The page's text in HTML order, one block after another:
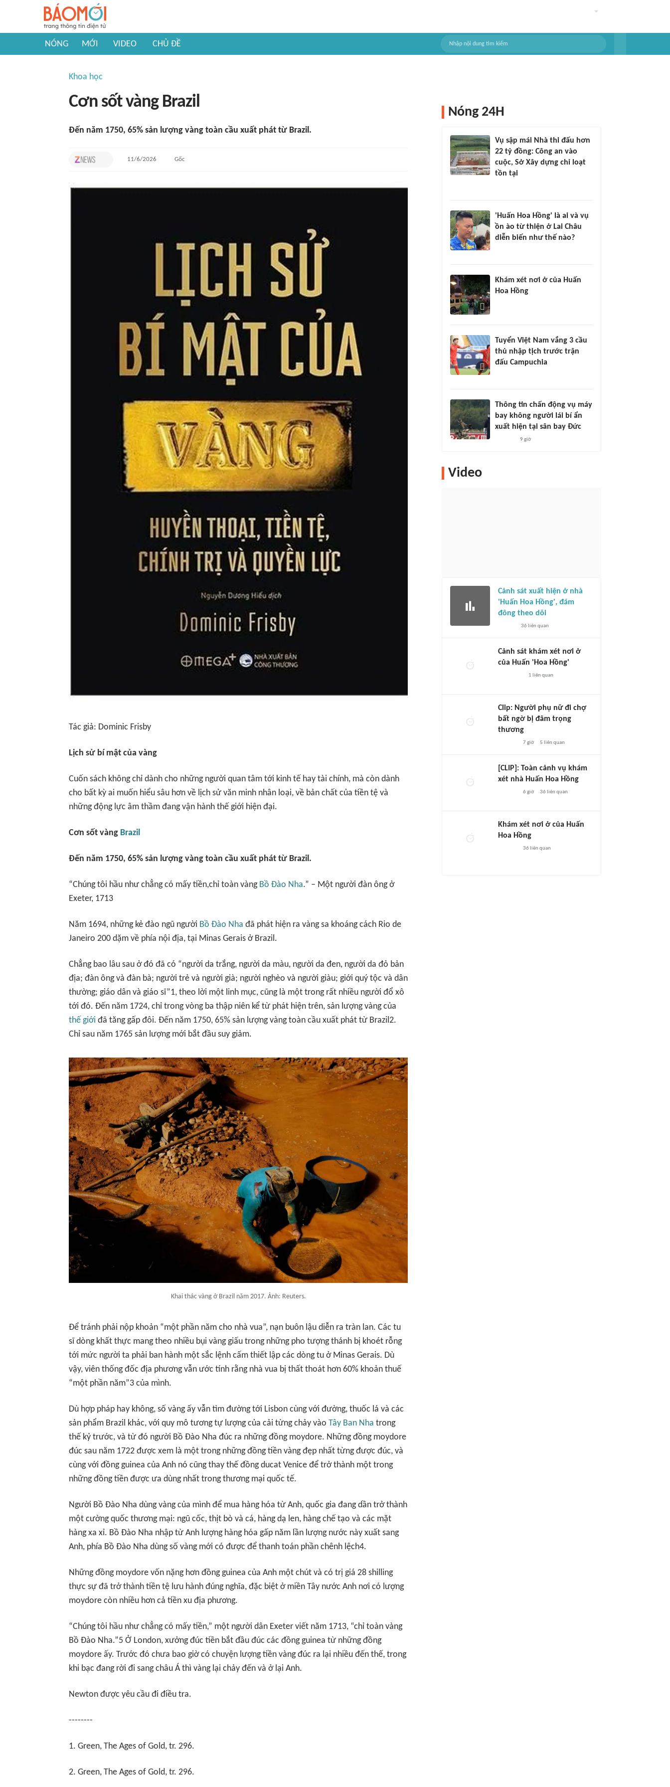
NÓNG MỚI VIDEO CHỦ ĐỀ
Khoa học
Cơn sốt vàng Brazil
Đến năm 1750, 65% sản lượng vàng toàn cầu xuất phát từ Brazil.
11/6/2026 Gốc
Tác giả: Dominic Frisby
Lịch sử bí mật của vàng
Cuốn sách không chỉ dành cho những người quan tâm tới kinh tế hay tài chính, mà còn dành
cho bất kỳ ai muốn hiểu sâu hơn về lịch sử văn minh nhân loại, về bản chất của tiền tệ và
những động lực âm thầm đang vận hành thế giới hiện đại.
Cơn sốt vàng Brazil
Đến năm 1750, 65% sản lượng vàng toàn cầu xuất phát từ Brazil.
“Chúng tôi hầu như chẳng có mấy tiền,chỉ toàn vàng Bồ Đào Nha.” – Một người đàn ông ở
Exeter, 1713
Năm 1694, những kẻ đào ngũ người Bồ Đào Nha đã phát hiện ra vàng sa khoáng cách Rio de
Janeiro 200 dặm về phía nội địa, tại Minas Gerais ở Brazil.
Chẳng bao lâu sau ở đó đã có “người da trắng, người da màu, người da đen, người da đỏ bản
địa; đàn ông và đàn bà; người trẻ và người già; người nghèo và người giàu; giới quý tộc và dân
thường; giáo dân và giáo sĩ”1, theo lời một linh mục, cũng là một trong rất nhiều người đổ xô
tới đó. Đến năm 1724, chỉ trong vòng ba thập niên kể từ phát hiện trên, sản lượng vàng của
thế giới đã tăng gấp đôi. Đến năm 1750, 65% sản lượng vàng toàn cầu xuất phát từ Brazil2.
Chỉ sau năm 1765 sản lượng mới bắt đầu suy giảm.
Khai thác vàng ở Brazil năm 2017. Ảnh: Reuters.
Để tránh phải nộp khoản “một phần năm cho nhà vua”, nạn buôn lậu diễn ra tràn lan. Các tu
sĩ dòng khất thực mang theo nhiều bụi vàng giấu trong những pho tượng thánh bị khoét rỗng
tới mức người ta phải ban hành một sắc lệnh cấm thiết lập các dòng tu ở Minas Gerais. Dù
vậy, viên thống đốc địa phương vẫn ước tính rằng nhà vua bị thất thoát hơn 60% khoản thuế
“một phần năm”3 của mình.
Dù hợp pháp hay không, số vàng ấy vẫn tìm đường tới Lisbon cùng với đường, thuốc lá và các
sản phẩm Brazil khác, với quy mô tương tự lượng của cải từng chảy vào Tây Ban Nha trong
thế kỷ trước, và từ đó người Bồ Đào Nha đúc ra những đồng moydore. Những đồng moydore
đúc sau năm 1722 được xem là một trong những đồng tiền vàng đẹp nhất từng được đúc, và
cùng với đồng guinea của Anh nó cũng thay thế đồng ducat Venice để trở thành một trong
những đồng tiền được ưa dùng nhất trong thương mại quốc tế.
Người Bồ Đào Nha dùng vàng của mình để mua hàng hóa từ Anh, quốc gia đang dần trở thành
một cường quốc thương mại: ngũ cốc, thịt bò và cá, hàng dạ len, hàng chế tạo và các mặt
hàng xa xỉ. Bồ Đào Nha nhập từ Anh lượng hàng hóa gấp năm lần lượng nước này xuất sang
Anh, phía Bồ Đào Nha dùng số vàng mới có được để thanh toán phần chênh lệch4.
Những đồng moydore vốn nặng hơn đồng guinea của Anh một chút và có trị giá 28 shilling
thực sự đã trở thành tiền tệ lưu hành đúng nghĩa, đặc biệt ở miền Tây nước Anh nơi có lượng
moydore còn nhiều hơn cả tiền xu địa phương.
“Chúng tôi hầu như chẳng có mấy tiền,” một người dân Exeter viết năm 1713, “chỉ toàn vàng
Bồ Đào Nha.”5 Ở London, xưởng đúc tiền bắt đầu đúc các đồng guinea từ những đồng
moydore ấy. Trước đó chưa bao giờ có chuyện lượng tiền vàng đúc ra lại nhiều đến thế, trong
khi bạc đang rời đi sang châu Á thì vàng lại chảy đến và ở lại Anh.
Newton được yêu cầu đi điều tra.
--------
1. Green, The Ages of Gold, tr. 296.
2. Green, The Ages of Gold, tr. 296.
Nóng 24H
Vụ sập mái Nhà thi đấu hơn
22 tỷ đồng: Công an vào
cuộc, Sở Xây dựng chỉ loạt
tồn tại
'Huấn Hoa Hồng' là ai và vụ
ồn ào từ thiện ở Lai Châu
diễn biến như thế nào?
Khám xét nơi ở của Huấn
Hoa Hồng
Tuyển Việt Nam vắng 3 cầu
thủ nhập tịch trước trận
đấu Campuchia
Thông tin chấn động vụ máy
bay không người lái bí ẩn
xuất hiện tại sân bay Đức
9 giờ
Video
Cảnh sát xuất hiện ở nhà
'Huấn Hoa Hồng', đám
đông theo dõi
36 liên quan
Cảnh sát khám xét nơi ở
của Huấn 'Hoa Hồng'
1 liên quan
Clip: Người phụ nữ đi chợ
bất ngờ bị đâm trọng
thương
7 giờ 5 liên quan
[CLIP]: Toàn cảnh vụ khám
xét nhà Huấn Hoa Hồng
6 giờ 36 liên quan
Khám xét nơi ở của Huấn
Hoa Hồng
36 liên quan